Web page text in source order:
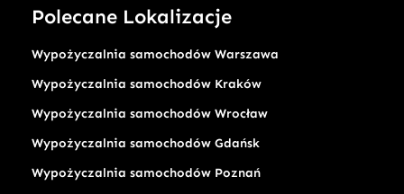
Polecane Lokalizacje
Wypożyczalnia samochodów Warszawa
Wypożyczalnia samochodów Kraków
Wypożyczalnia samochodów Wrocław
Wypożyczalnia samochodów Gdańsk
Wypożyczalnia samochodów Poznań